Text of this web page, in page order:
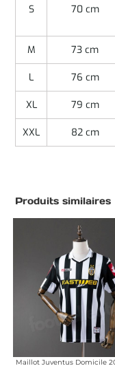
S 70 cm
M 73 cm
L 76 cm
XL 79 cm
XXL 82 cm
Produits similaires
Maillot Juventus Domicile